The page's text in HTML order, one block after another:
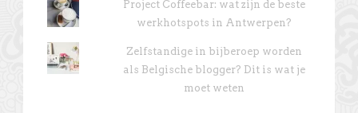
Project Coffeebar: wat zijn de beste
werkhotspots in Antwerpen?
Zelfstandige in bijberoep worden
als Belgische blogger? Dit is wat je
moet weten